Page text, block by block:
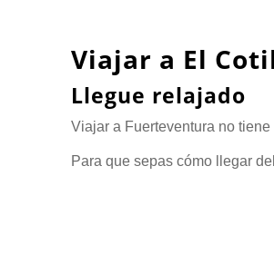
Viajar a El
Llegue relajado
Viajar a Fuerteventura no
Para que sepas cómo llegar